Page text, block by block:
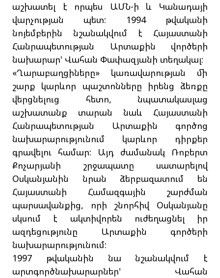
աշխատել է որպես ԱՄՆ-ի և Կանադայի
վարչության պետ: 1994 թվականի
նոյեմբերին նշանակվում է Հայաստանի
Հանրապետության Արտաքին վործերի
նախարար' Վահան Փափազյանի տեղակալ:
«Ղարաբաղցիները» կառավարության մի
շարք կարևոր պաշտոնները իրենց ձեռքը
վերցնելուց հետո, նպատակասլաց
աշխատանք տարան նաև Հայաստանի
Հանրապետության Արտաքին գործոց
նախարարությունում կարևոր դիրքեր
գրավելու համար: Այդ ժամանակ Ռոբերտ
Քոչարյանի շրջապատը սատարելով
Օսկանյանին նրան ձերբազատում են
Հայաստանի Համազգային շարժման
պարսավանքից, որի շնորհիվ Օսկանյանը
սկսում է ակտիվորեն ուժեղացնել իր
ազդեցությունը Արտաքին գործերի
նախարարությունում:
1997 թվականին նա նշանակվում է
արտգործնախարարներ' Վահան